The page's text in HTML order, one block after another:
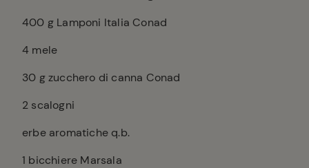
400 g Lamponi Italia Conad
4 mele
30 g zucchero di canna Conad
2 scalogni
erbe aromatiche q.b.
1 bicchiere Marsala